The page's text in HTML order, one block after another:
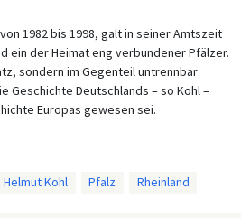
1982 bis 1998, galt in seiner Amtszeit
ein der Heimat eng verbundener Pfälzer.
sondern im Gegenteil untrennbar
Geschichte Deutschlands – so Kohl –
Europas gewesen sei.
Helmut Kohl Pfalz Rheinland